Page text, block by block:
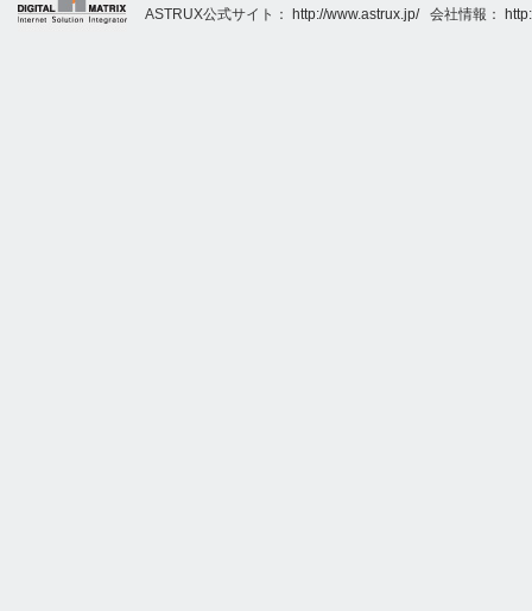
ASTRUX公式サイト： http://www.astrux.jp/会社情報：